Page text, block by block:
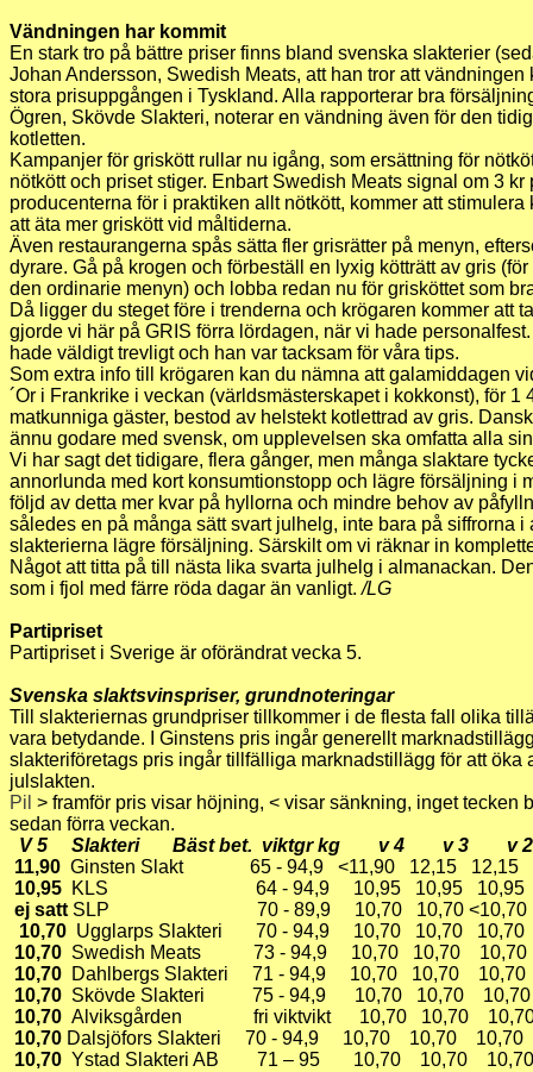
Vändningen har kommit
En stark tro på bättre priser finns bland svenska slakterier
Johan Andersson, Swedish Meats, att han tror att vändningen
stora prisuppgången i Tyskland. Alla rapporterar bra
Ögren, Skövde Slakteri, noterar en vändning även för den
kotletten.
Kampanjer för griskött rullar nu igång, som ersättning för
nötkött och priset stiger. Enbart Swedish Meats signal om 3 kr
producenterna för i praktiken allt nötkött, kommer att
att äta mer griskött vid måltiderna.
Även restaurangerna spås sätta fler grisrätter på menyn,
dyrare. Gå på krogen och förbeställ en lyxig kötträtt av gris
den ordinarie menyn) och lobba redan nu för grisköttet som
Då ligger du steget före i trenderna och krögaren kommer att
gjorde vi här på GRIS förra lördagen, när vi hade
hade väldigt trevligt och han var tacksam för våra tips.
Som extra info till krögaren kan du nämna att galamiddagen
´Or i Frankrike i veckan (världsmästerskapet i kokkonst), för 1
matkunniga gäster, bestod av helstekt kotlettrad av gris.
ännu godare med svensk, om upplevelsen ska omfatta alla
Vi har sagt det tidigare, flera gånger, men många slaktare
annorlunda med kort konsumtionstopp och lägre försäljning i
följd av detta mer kvar på hyllorna och mindre behov av
således en på många sätt svart julhelg, inte bara på siffrorna i
slakterierna lägre försäljning. Särskilt om vi räknar in
Något att titta på till nästa lika svarta julhelg i almanackan.
som i fjol med färre röda dagar än vanligt./LG
Partipriset
Partipriset i Sverige är oförändrat vecka 5.
Svenska slaktsvinspriser, grundnoteringar
Till slakteriernas grundpriser tillkommer i de flesta fall olika
vara betydande. I Ginstens pris ingår generellt
slakteriföretags pris ingår tillfälliga marknadstillägg för att öka
julslakten.
Pil > framför pris visar höjning, < visar sänkning, inget tecken
sedan förra veckan.
V 5 Slakteri Bäst bet. viktgr kg v 4 v 3
11,90 Ginsten Slakt 65 - 94,9 <11,90 12,15 12,15
10,95 KLS 64 - 94,9 10,95 10,95 10,95
ej satt SLP 70 - 89,9 10,70 10,70 <10,70
10,70 Ugglarps Slakteri 70 - 94,9 10,70 10,70
10,70 Swedish Meats 73 - 94,9 10,70 10,70
10,70 Dahlbergs Slakteri 71 - 94,9 10,70 10,70
10,70 Skövde Slakteri 75 - 94,9 10,70 10,70 10,70
10,70 Alviksgården fri viktvikt 10,70 10,70 10,70
10,70 Dalsjöfors Slakteri 70 - 94,9 10,70 10,70 10,70
10,70 Ystad Slakteri AB 71 – 95 10,70 10,70